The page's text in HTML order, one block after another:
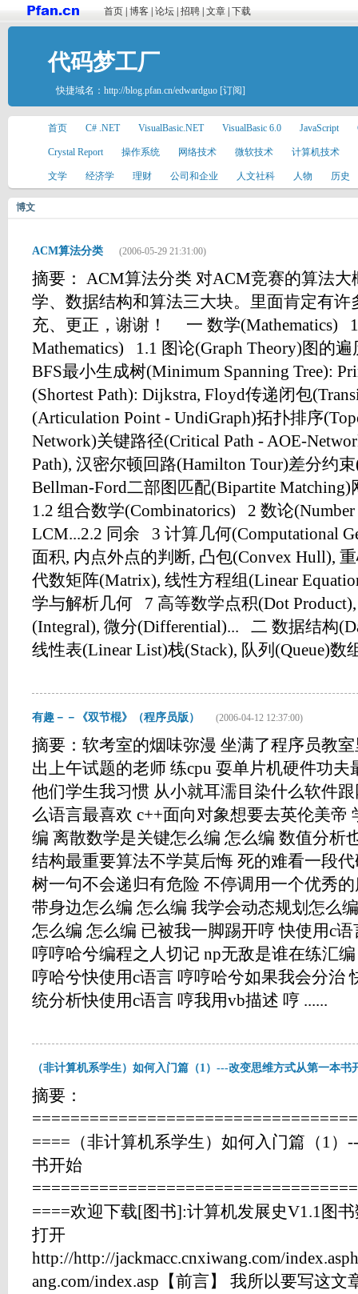
首页 博客 论坛 招聘 文章 下载
代码梦工厂
快捷域名： http://blog.pfan.cn/edwardguo [订阅]
首页 C# .NET VisualBasic.NET VisualBasic 6.0 JavaScript
Crystal Report 操作系统 网络技术 微软技术 计算机技术
文学 经济学 理财 公司和企业 人文社科 人物 历史
博文
ACM算法分类 (2006-05-29 21:31:00)
摘要： ACM算法分类 对ACM竞赛的算法
学、数据结构和算法三大块。里面肯定有
充、更正，谢谢！ 一 数学(Mathematics) 1
Mathematics) 1.1 图论(Graph Theory)图的遍
BFS最小生成树(Minimum Spanning Tree):
(Shortest Path): Dijkstra, Floyd传递闭包
(Articulation Point - UndiGraph)拓扑排序
Network)关键路径(Critical Path - AOE-
Path), 汉密尔顿回路(Hamilton Tour)差分约束
Bellman-Ford二部图匹配(Bipartite
1.2 组合数学(Combinatorics) 2 数论
LCM...2.2 同余 3 计算几何(Computational
面积, 内点外点的判断, 凸包(Convex Hull),
代数矩阵(Matrix), 线性方程组(Linear
学与解析几何 7 高等数学点积(Dot Product),
(Integral), 微分(Differential)... 二 数据结构
线性表(Linear List)栈(Stack), 队列(Queue)数
有趣－－《双节棍》（程序员版） (2006-04-12 12:37:00)
摘要：软考室的烟味弥漫 坐满了程序员教
出上午试题的老师 练cpu 耍单片机硬件功
他们学生我习惯 从小就耳濡目染什么软件
么语言最喜欢 c++面向对象想要去英伦美帝
编 离散数学是关键怎么编 怎么编 数值分析
结构最重要算法不学莫后悔 死的难看一段
树一句不会递归有危险 不停调用一个优秀
带身边怎么编 怎么编 我学会动态规划怎么
怎么编 怎么编 已被我一脚踢开哼 快使用c
哼哼哈兮编程之人切记 np无敌是谁在练汇
哼哈兮快使用c语言 哼哼哈兮如果我会分治
统分析快使用c语言 哼我用vb描述 哼 ......
（非计算机系学生）如何入门篇（1）---改变思维方式从第一本书
摘要：
====（非计算机系学生）如何入门篇（1）
书开始
====欢迎下载[图书]:计算机发展史V1.1图
打开
http://http://jackmacc.cnxiwang.com/
ang.com/index.asp【前言】 我所以要写这